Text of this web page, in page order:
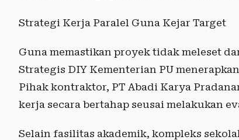
Strategi Kerja Paralel Guna Kejar Target
Guna memastikan proyek tidak meleset
Strategis DIY Kementerian PU
Pihak kontraktor, PT Abadi Karya
kerja secara bertahap seusai melakukan
Selain fasilitas akademik, kompleks